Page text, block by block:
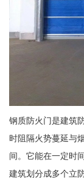
钢质防火门是建筑
时阻隔火势蔓延与
间。它能在一定时
建筑划分成多个立